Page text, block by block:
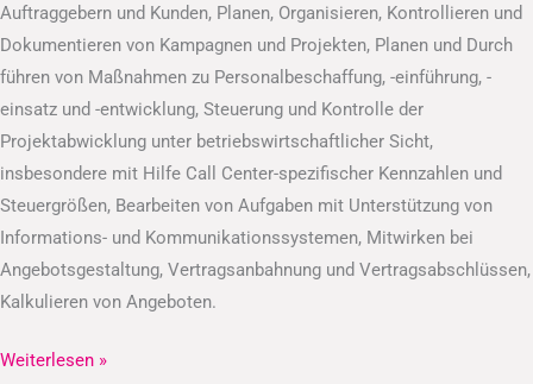
Auftraggebern und Kunden, Planen, Organisieren, Kontrollieren und
Dokumentieren von Kampagnen und Projekten, Planen und Durch
führen von Maßnahmen zu Personalbeschaffung, -einführung, -
einsatz und -entwicklung, Steuerung und Kontrolle der
Projektabwicklung unter betriebswirtschaftlicher Sicht,
insbesondere mit Hilfe Call Center-spezifischer Kennzahlen und
Steuergrößen, Bearbeiten von Aufgaben mit Unterstützung von
Informations- und Kommunikationssystemen, Mitwirken bei
Angebotsgestaltung, Vertragsanbahnung und Vertragsabschlüssen,
Kalkulieren von Angeboten.
Weiterlesen »